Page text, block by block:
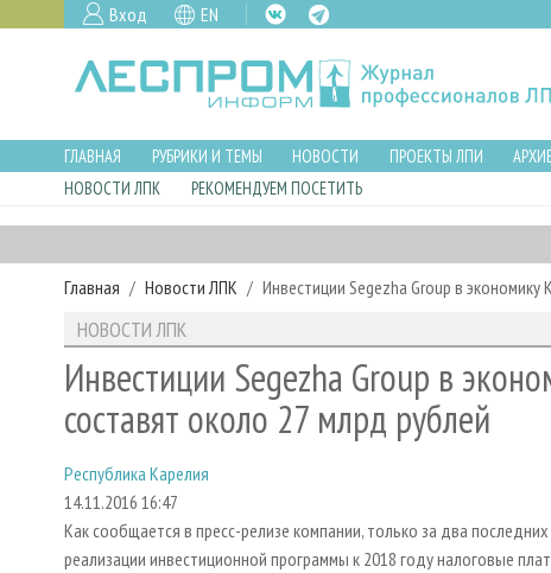
Вход EN
ГЛАВНАЯ РУБРИКИ И ТЕМЫ НОВОСТИ ПРОЕКТЫ ЛПИ
НОВОСТИ ЛПК
РЕКОМЕНДУЕМ ПОСЕТИТЬ
Главная Новости ЛПК Инвестиции Segezha Group в
НОВОСТИ ЛПК
Инвестиции Segezha Group в
составят около 27 млрд рублей
Республика Карелия
14.11.2016 16:47
Как сообщается в пресс-релизе компании, только за два
реализации инвестиционной программы к 2018 году налоговые